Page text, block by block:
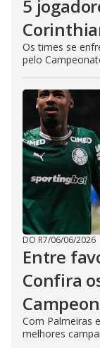
5
Os times se
pelo
DO R7/06/06/2026
Entre
Confira
Com Palmeiras
melhores